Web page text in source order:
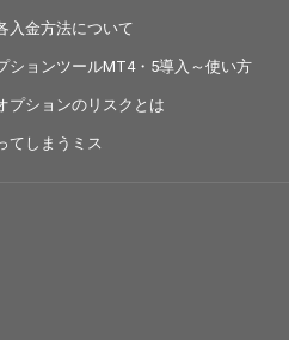
入金方法について
ションツールMT4・5導入～使い方
プションのリスクとは
てしまうミス